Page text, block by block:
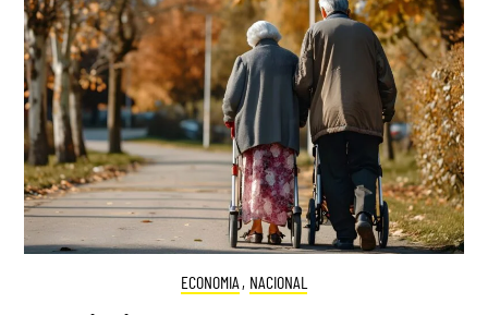
ECONOMIA , NACIONAL